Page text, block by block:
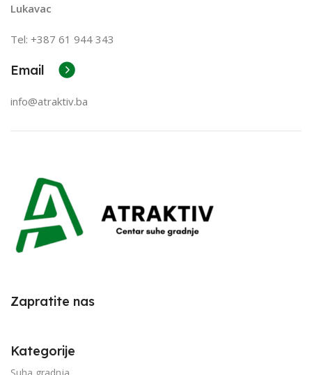
Lukavac
Tel: +387 61 944 343
Email
info@atraktiv.ba
Zapratite nas
Kategorije